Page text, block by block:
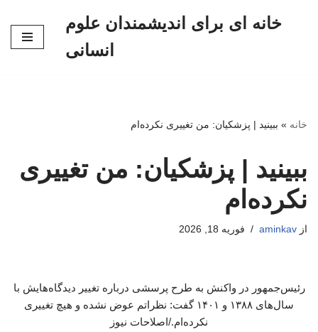
خانه ای برای اندیشمندان علوم
انسانی
خانه » ببینید | پزشکیان: من تغییری نکرده‌ام
ببینید | پزشکیان: من تغییری
نکرده‌ام
از aminkav فوریه 18, 2026
رئیس‌جمهور در واکنش به طرح پرسشی درباره تغییر دیدگاه‌هایش با
سال‌های ۱۳۸۸ و ۱۴۰۱ گفت: نظراتم عوض نشده و هیچ تغییری
نکرده‌ام./اصلاحات نیوز